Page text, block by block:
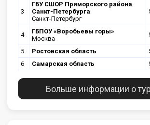
3
ГБУ СШОР Приморского района
Санкт-Петербурга
Санкт-Петербург
4
ГБПОУ «Воробьевы горы»
Москва
5 Ростовская область
6
Самарская область
Больше информации о